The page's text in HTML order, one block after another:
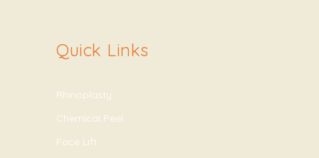
Quick Links
Rhinoplasty
Chemical Peel
Face Lift